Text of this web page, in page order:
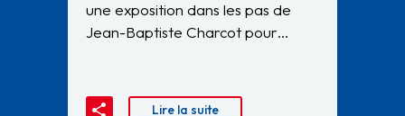
une exposition dans les pas de
Jean-Baptiste Charcot pour…
Lire la suite